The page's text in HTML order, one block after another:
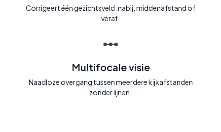
Corrigeert één gezichtsveld: nabij, middenafstand of
veraf.
Multifocale visie
Naadloze overgang tussen meerdere kijkafstanden
zonder lijnen.